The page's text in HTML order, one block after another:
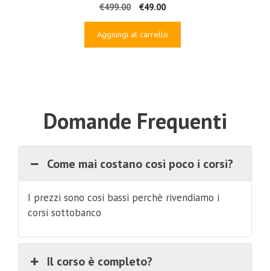
€499.00
Il
prezzo
originale
€49.00Il
prezzo
attuale
Aggiungi al carrello
Domande Frequenti
Come mai costano cosi poco i corsi?
I prezzi sono cosi bassi perchè rivendiamo i
corsi sottobanco
Il corso è completo?